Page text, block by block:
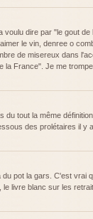
voulu dire par "le gout de
le vin, denree o
de misereux dans
la France". Je me
tout la même
des prolétaires il y
pot la gars. C'est vrai
livre blanc sur les